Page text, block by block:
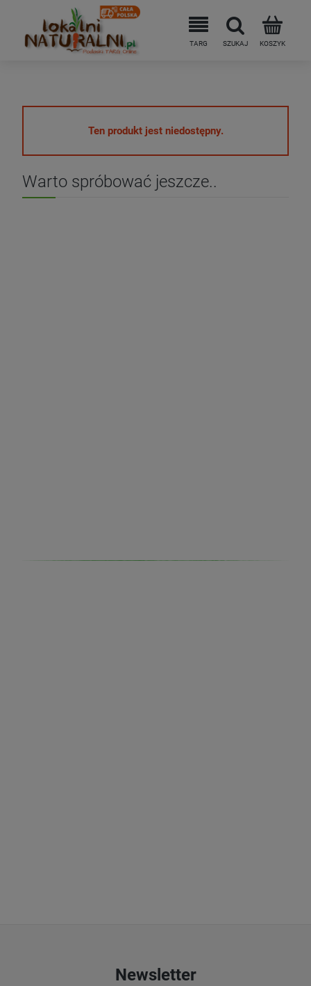
Ten produkt jest niedostępny.
Warto spróbować jeszcze..
Newsletter